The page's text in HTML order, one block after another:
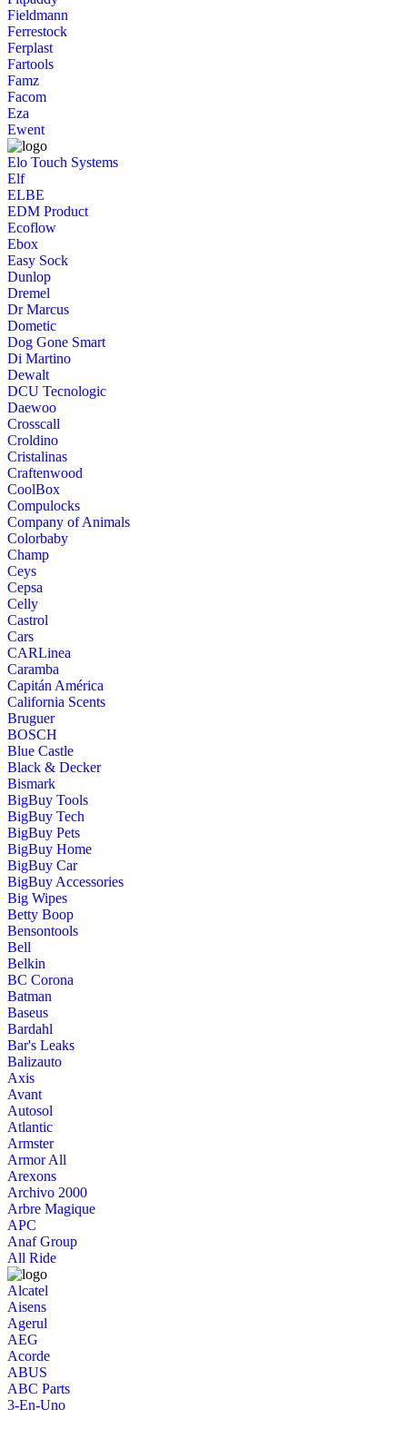
Fieldmann
Ferrestock
Ferplast
Fartools
Famz
Facom
Eza
Ewent
Elo Touch Systems
Elf
ELBE
EDM Product
Ecoflow
Ebox
Easy Sock
Dunlop
Dremel
Dr Marcus
Dometic
Dog Gone Smart
Di Martino
Dewalt
DCU Tecnologic
Daewoo
Crosscall
Croldino
Cristalinas
Craftenwood
CoolBox
Compulocks
Company of Animals
Colorbaby
Champ
Ceys
Cepsa
Celly
Castrol
Cars
CARLinea
Caramba
Capitán América
California Scents
Bruguer
BOSCH
Blue Castle
Black & Decker
Bismark
BigBuy Tools
BigBuy Tech
BigBuy Pets
BigBuy Home
BigBuy Car
BigBuy Accessories
Big Wipes
Betty Boop
Bensontools
Bell
Belkin
BC Corona
Batman
Baseus
Bardahl
Bar's Leaks
Balizauto
Axis
Avant
Autosol
Atlantic
Armster
Armor All
Arexons
Archivo 2000
Arbre Magique
APC
Anaf Group
All Ride
Alcatel
Aisens
Agerul
AEG
Acorde
ABUS
ABC Parts
3-En-Uno